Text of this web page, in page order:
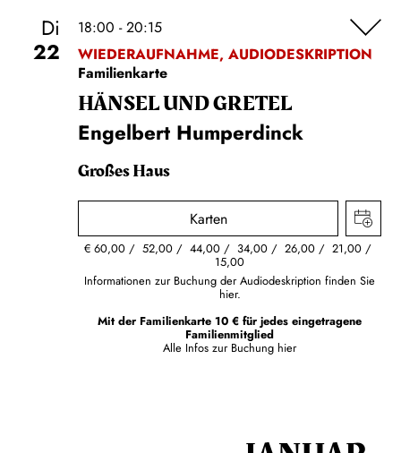
Di
22
18:00 - 20:15
WIEDERAUFNAHME, AUDIODESKRIPTION
Familienkarte
HÄNSEL UND GRETEL
Engelbert Humperdinck
Großes Haus
Karten
€60,00 52,00 44,00 34,00 26,00 21,00
15,00
Informationen zur Buchung der Audiodeskription finden Sie
hier.
Mit der Familienkarte 10 € für jedes eingetragene
Familienmitglied
Alle Infos zur Buchung hier